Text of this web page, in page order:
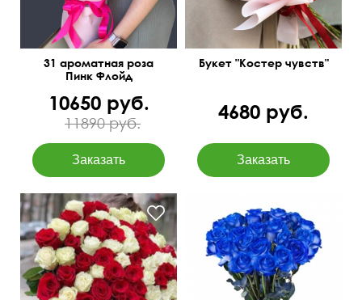
31 ароматная роза
Пинк Флойд
10650 руб.
11890 руб.
Букет "Костер чувств"
4680 руб.
Доставим в день заказа
Можно оформить в
коробке